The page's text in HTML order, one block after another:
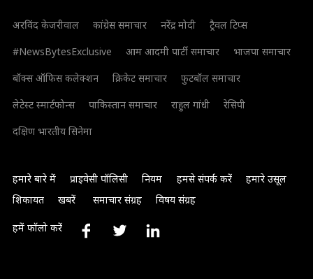
अरविंद केजरीवाल कांग्रेस समाचार नरेंद्र मोदी
ट्रैवल टिप्स
#NewsBytesExclusive
आम आदमी पार्टी समाचार
भाजपा समाचार
बॉक्स ऑफिस कलेक्शन
क्रिकेट समाचार
फुटबॉल समाचार
लेटेस्ट स्मार्टफोन्स
पाकिस्तान समाचार राहुल गांधी
रेसिपी
दक्षिण भारतीय सिनेमा
हमारे बारे में प्राइवेसी पॉलिसी नियम हमसे संपर्क करें
हमारे उसूल
शिकायत
खबरें समाचार संग्रह विषय संग्रह
हमें फॉलो करें